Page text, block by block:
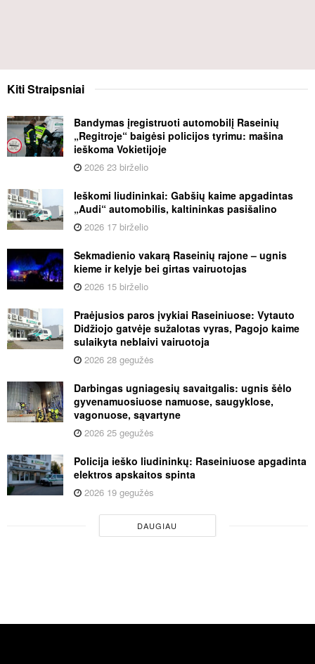
KitiStraipsniai
Bandymas įregistruoti automobilį Raseinių
„Regitroje“ baigėsi policijos tyrimu: mašina
ieškoma Vokietijoje
2026 23 birželio
Ieškomi liudininkai: Gabšių kaime apgadintas
„Audi“ automobilis, kaltininkas pasišalino
2026 17 birželio
Sekmadienio vakarą Raseinių rajone – ugnis
kieme ir kelyje bei girtas vairuotojas
2026 15 birželio
Praėjusios paros įvykiai Raseiniuose: Vytauto
Didžiojo gatvėje sužalotas vyras, Pagojo kaime
sulaikyta neblaivi vairuotoja
2026 28 gegužės
Darbingas ugniagesių savaitgalis: ugnis šėlo
gyvenamuosiuose namuose, saugyklose,
vagonuose, sąvartyne
2026 25 gegužės
Policija ieško liudininkų: Raseiniuose apgadinta
elektros apskaitos spinta
2026 19 gegužės
DAUGIAU